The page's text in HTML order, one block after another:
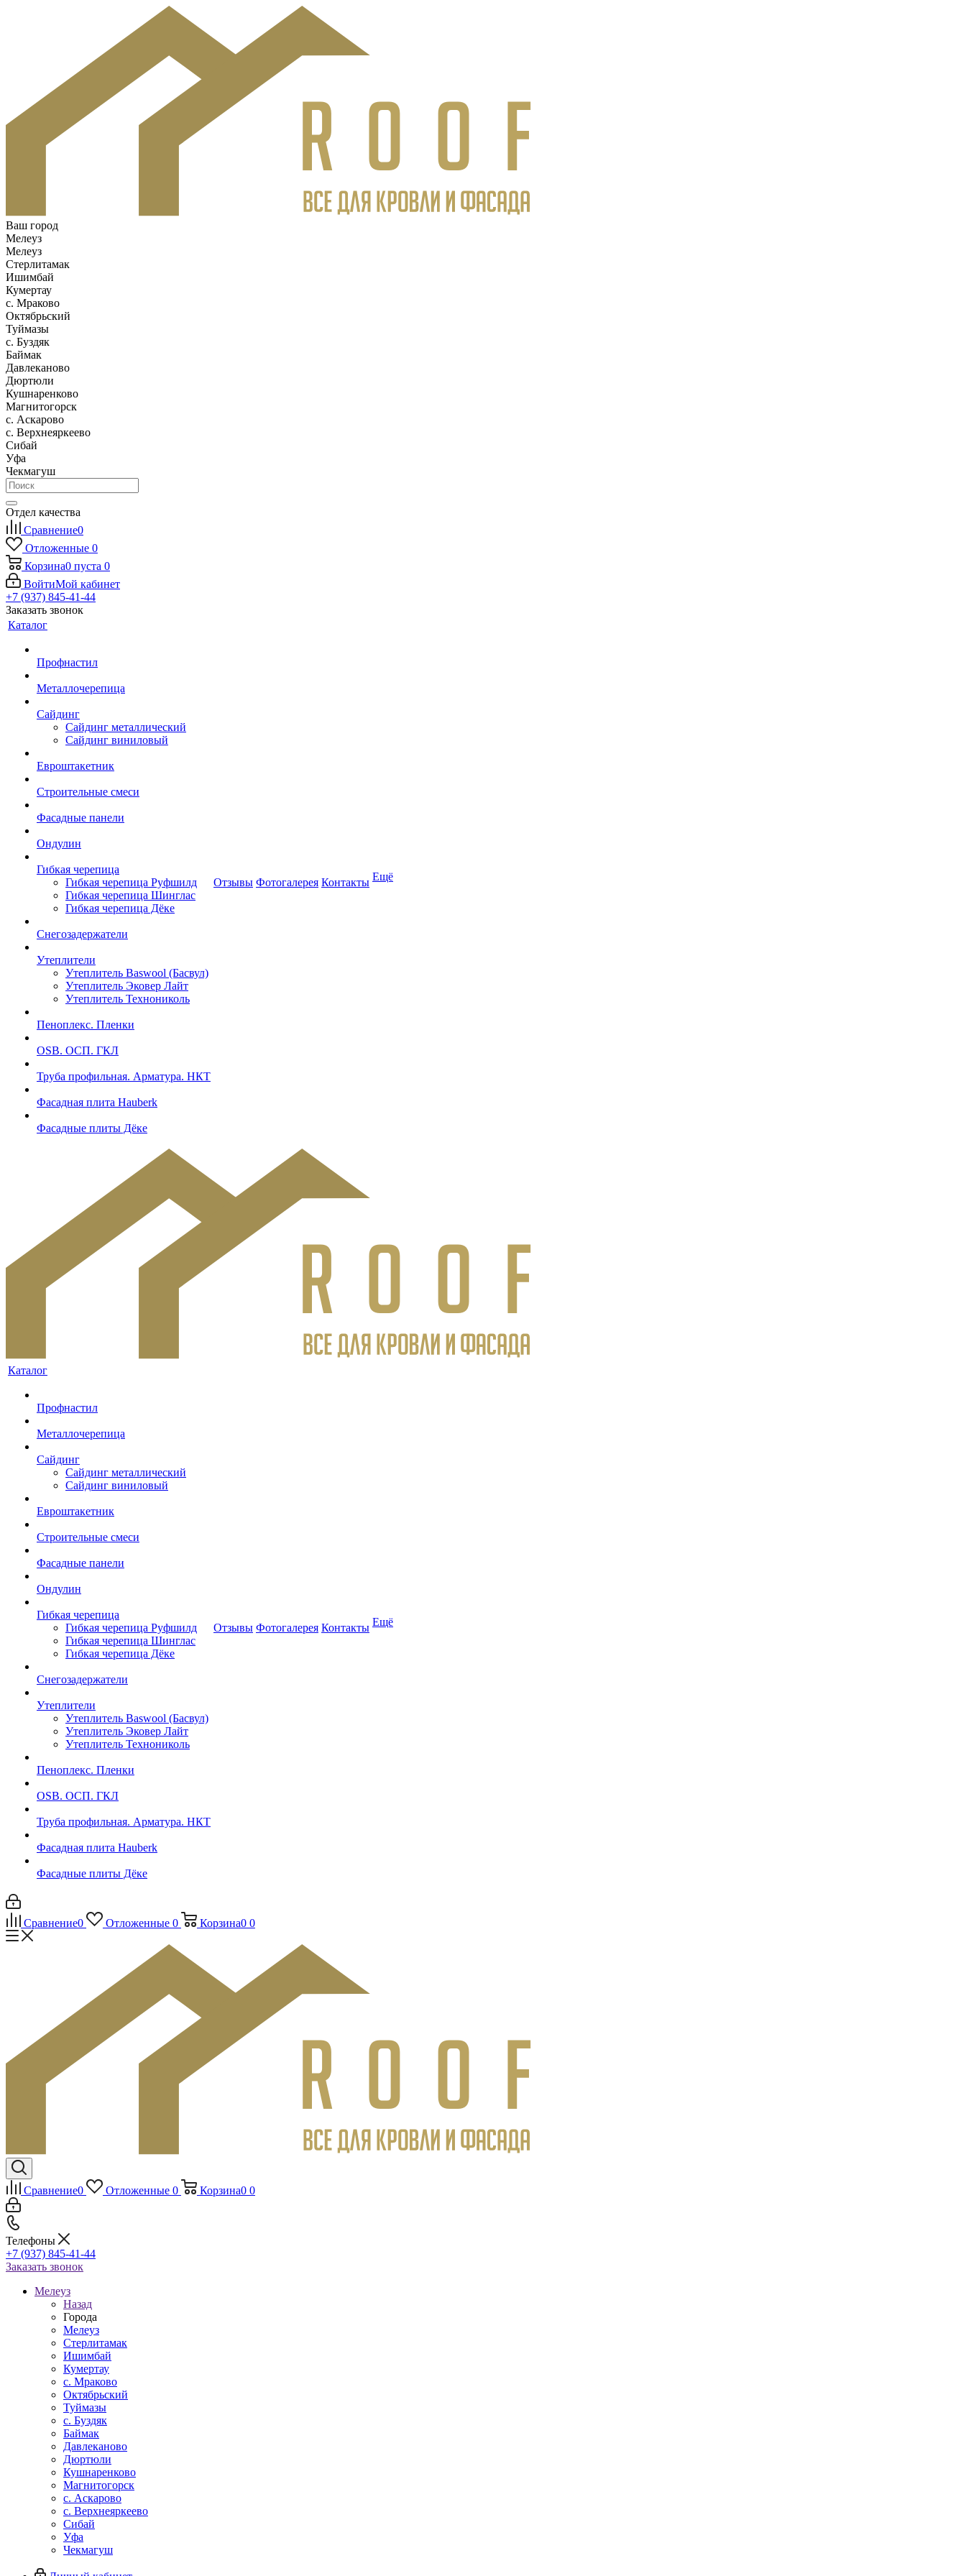
Ваш город
Мелеуз
Мелеуз
Стерлитамак
Ишимбай
Кумертау
c. Мраково
Октябрьский
Туймазы
c. Буздяк
Баймак
Давлеканово
Дюртюли
Кушнаренково
Магнитогорск
с. Аскарово
с. Верхнеяркеево
Сибай
Уфа
Чекмагуш
Отдел качества
Сравнение0
Отложенные 0
Корзина0 пуста 0
ВойтиМой кабинет
+7 (937) 845-41-44
Заказать звонок
Каталог
Профнастил
Металлочерепица
Сайдинг
Сайдинг металлический
Сайдинг виниловый
Евроштакетник
Строительные смеси
Фасадные панели
Ондулин
Гибкая черепица
Гибкая черепица Руфшилд
Гибкая черепица Шинглас
Гибкая черепица Дёке
Снегозадержатели
Утеплители
Утеплитель Baswool (Басвул)
Утеплитель Эковер Лайт
Утеплитель Технониколь
Пеноплекс. Пленки
OSB. ОСП. ГКЛ
Труба профильная. Арматура. НКТ
Фасадная плита Hauberk
Фасадные плиты Дёке
Отзывы Фотогалерея Контакты Ещё
Каталог
Профнастил
Металлочерепица
Сайдинг
Сайдинг металлический
Сайдинг виниловый
Евроштакетник
Строительные смеси
Фасадные панели
Ондулин
Гибкая черепица
Гибкая черепица Руфшилд
Гибкая черепица Шинглас
Гибкая черепица Дёке
Снегозадержатели
Утеплители
Утеплитель Baswool (Басвул)
Утеплитель Эковер Лайт
Утеплитель Технониколь
Пеноплекс. Пленки
OSB. ОСП. ГКЛ
Труба профильная. Арматура. НКТ
Фасадная плита Hauberk
Фасадные плиты Дёке
Отзывы Фотогалерея Контакты Ещё
Сравнение0 Отложенные 0 Корзина0 0
Сравнение0 Отложенные 0 Корзина0 0
Телефоны
+7 (937) 845-41-44
Заказать звонок
Мелеуз
Назад
Города
Мелеуз
Стерлитамак
Ишимбай
Кумертау
c. Мраково
Октябрьский
Туймазы
c. Буздяк
Баймак
Давлеканово
Дюртюли
Кушнаренково
Магнитогорск
с. Аскарово
с. Верхнеяркеево
Сибай
Уфа
Чекмагуш